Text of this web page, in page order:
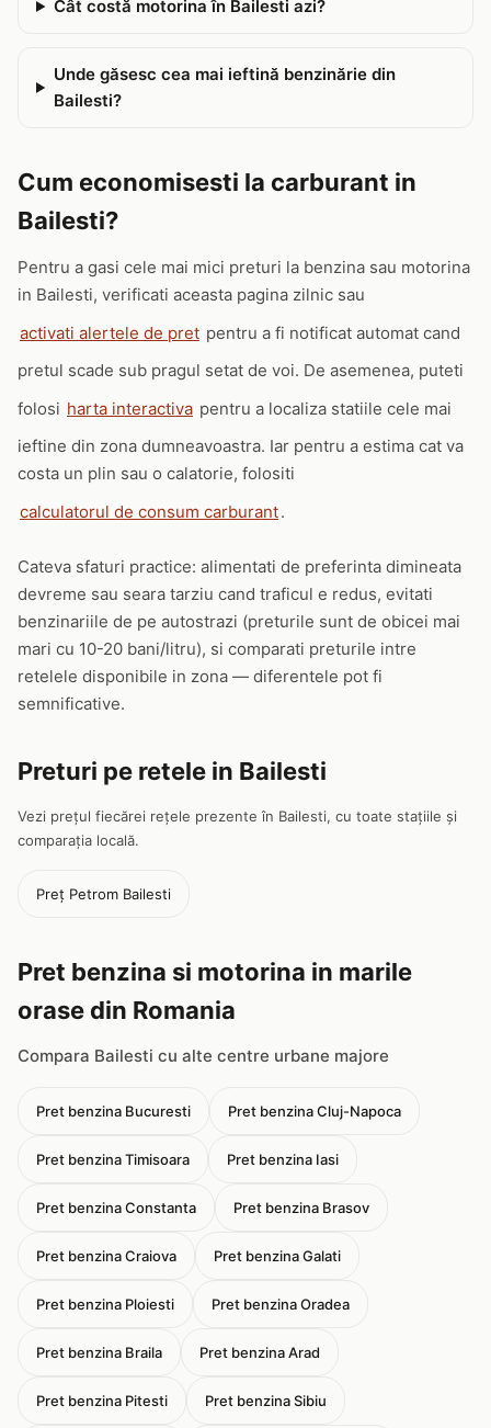
Cât costă motorina în Bailesti azi?
Unde găsesc cea mai ieftină benzinărie din
Bailesti?
Cum economisesti la carburant in
Bailesti?
Pentru a gasi cele mai mici preturi la benzina sau motorina
in Bailesti, verificati aceasta pagina zilnic sau
activati alertele de pret pentru a fi notificat automat cand
pretul scade sub pragul setat de voi. De asemenea, puteti
folosi harta interactiva pentru a localiza statiile cele mai
ieftine din zona dumneavoastra. Iar pentru a estima cat va
costa un plin sau o calatorie, folositi
calculatorul de consum carburant.
Cateva sfaturi practice: alimentati de preferinta dimineata
devreme sau seara tarziu cand traficul e redus, evitati
benzinariile de pe autostrazi (preturile sunt de obicei mai
mari cu 10-20 bani/litru), si comparati preturile intre
retelele disponibile in zona — diferentele pot fi
semnificative.
Preturi pe retele in Bailesti
Vezi prețul fiecărei rețele prezente în Bailesti, cu toate stațiile și
comparația locală.
Preț Petrom Bailesti
Pret benzina si motorina in marile
orase din Romania
Compara Bailesti cu alte centre urbane majore
Pret benzina Bucuresti Pret benzina Cluj-Napoca
Pret benzina Timisoara Pret benzina Iasi
Pret benzina Constanta Pret benzina Brasov
Pret benzina Craiova Pret benzina Galati
Pret benzina Ploiesti Pret benzina Oradea
Pret benzina Braila Pret benzina Arad
Pret benzina Pitesti Pret benzina Sibiu